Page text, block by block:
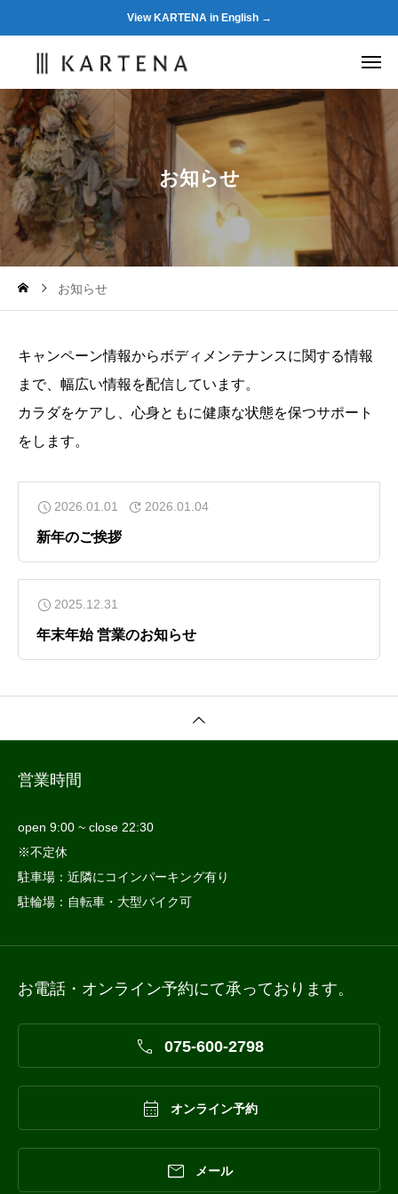
View KARTENA in English →
お知らせ
お知らせ
キャンペーン情報からボディメンテナンスに関する情報
まで、幅広い情報を配信しています。
カラダをケアし、心身ともに健康な状態を保つサポート
をします。
2026.01.01 2026.01.04
新年のご挨拶
2025.12.31
年末年始 営業のお知らせ
営業時間
open 9:00 ~ close 22:30
※不定休
駐車場：近隣にコインパーキング有り
駐輪場：自転車・大型バイク可
お電話・オンライン予約にて承っております。
 075-600-2798
 オンライン予約
 メール